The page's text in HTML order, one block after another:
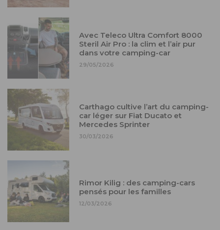
Avec Teleco Ultra Comfort 8000
Steril Air Pro : la clim et l’air pur
dans votre camping-car
29/05/2026
Carthago cultive l’art du camping-
car léger sur Fiat Ducato et
Mercedes Sprinter
30/03/2026
Rimor Kilig : des camping-cars
pensés pour les familles
12/03/2026